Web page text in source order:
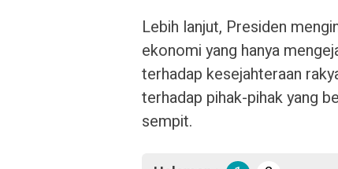
Lebih lanjut, Presiden
ekonomi yang hanya
terhadap kesejahteraan
terhadap pihak-pihak yang
sempit.